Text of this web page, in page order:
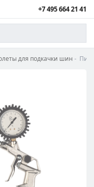
+7 495 664 21 41
для подкачки шин